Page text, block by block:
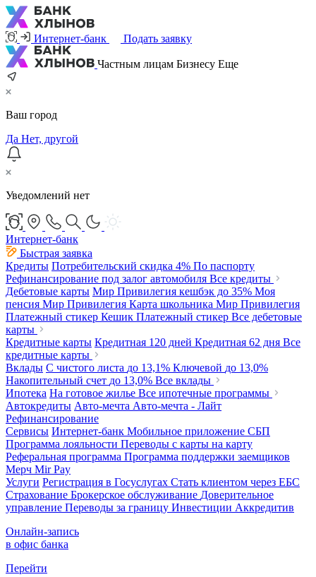
Интернет-банк Подать заявку
Частным лицам Бизнесу Еще
Ваш город
Да Нет, другой
Уведомлений нет
Интернет-банк
Быстрая заявка
Кредиты Потребительский скидка 4% По паспорту
Рефинансирование под залог автомобиля Все кредиты
Дебетовые карты Мир Привилегия кешбэк до 35% Моя
пенсия Мир Привилегия Карта школьника Мир Привилегия
Платежный стикер Кешик Платежный стикер Все дебетовые
карты
Кредитные карты Кредитная 120 дней Кредитная 62 дня Все
кредитные карты
Вклады С чистого листа до 13,1% Ключевой до 13,0%
Накопительный счет до 13,0% Все вклады
Ипотека На готовое жилье Все ипотечные программы
Автокредиты Авто-мечта Авто-мечта - Лайт
Рефинансирование
Сервисы Интернет-банк Мобильное приложение СБП
Программа лояльности Переводы с карты на карту
Реферальная программа Программа поддержки заемщиков
Мерч Mir Pay
Услуги Регистрация в Госуслугах Стать клиентом через ЕБС
Страхование Брокерское обслуживание Доверительное
управление Переводы за границу Инвестиции Аккредитив
Онлайн-запись
в офис банка
Перейти